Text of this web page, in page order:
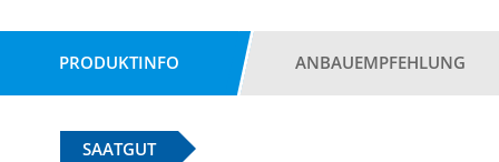
PRODUKTINFO ANBAUEMPFEHLUNG
SAATGUT